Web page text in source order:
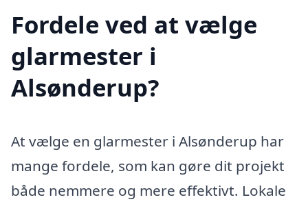
Fordele ved at vælge
glarmester i
Alsønderup?
At vælge en glarmester i Alsønderup har
mange fordele, som kan gøre dit projekt
både nemmere og mere effektivt. Lokale